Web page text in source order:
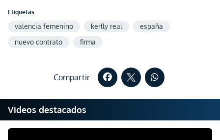
Etiquetas:
valencia femenino kerlly real
españa
nuevo contrato
firma
Compartir:
Videos destacados